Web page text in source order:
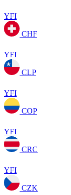
YFI
CHF
YFI
CLP
YFI
COP
YFI
CRC
YFI
CZK